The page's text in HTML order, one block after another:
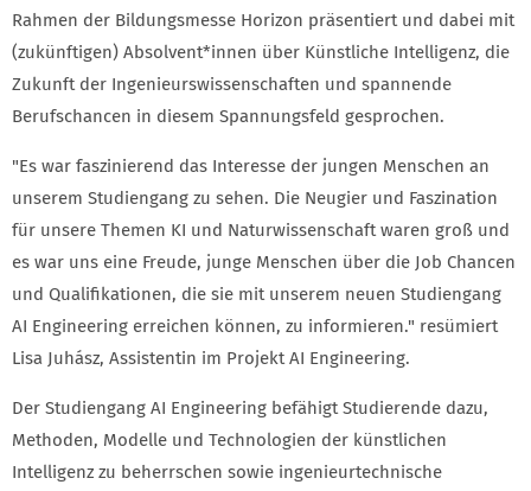
Rahmen der Bildungsmesse Horizon präsentiert und dabei mit
(zukünftigen) Absolvent*innen über Künstliche Intelligenz, die
Zukunft der Ingenieurswissenschaften und spannende
Berufschancen in diesem Spannungsfeld gesprochen.
"Es war faszinierend das Interesse der jungen Menschen an
unserem Studiengang zu sehen. Die Neugier und Faszination
für unsere Themen KI und Naturwissenschaft waren groß und
es war uns eine Freude, junge Menschen über die Job Chancen
und Qualifikationen, die sie mit unserem neuen Studiengang
AI Engineering erreichen können, zu informieren." resümiert
Lisa Juhász, Assistentin im Projekt AI Engineering.
Der Studiengang AI Engineering befähigt Studierende dazu,
Methoden, Modelle und Technologien der künstlichen
Intelligenz zu beherrschen sowie ingenieurtechnische